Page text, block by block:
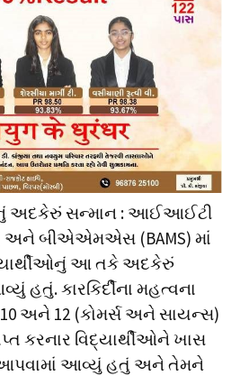
અદકેરું સન્માન : આઈઆઈટી
અને બીએએમએસ (BAMS) માં
આ તકે અદકેરું
હતું. કારકિર્દીના મહત્વના
અને 12 (કોમર્સ અને સાયન્સ)
કરનાર વિદ્યાર્થીઓને ખાસ
આવ્યું હતું અને તેમને